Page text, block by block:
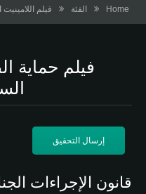
Home الفئة فيلم اللامينيت
إرسال التحقيق
قانون الإجراءات